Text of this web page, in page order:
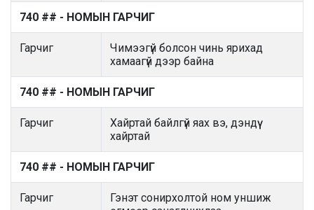
740 ## - НОМЫН ГАРЧИГ
Гарчиг
Чимээгүй болсон чинь ярихад
хамаагүй дээр байна
740 ## - НОМЫН ГАРЧИГ
Гарчиг
Хайртай байлгүй яах вэ, дэндүү
хайртай
740 ## - НОМЫН ГАРЧИГ
Гарчиг
Гэнэт сонирхолтой ном уншиж